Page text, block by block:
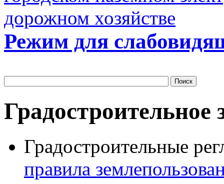
дорожном хозяйстве
Режим для
Градостроительное
Градостроительные
правила